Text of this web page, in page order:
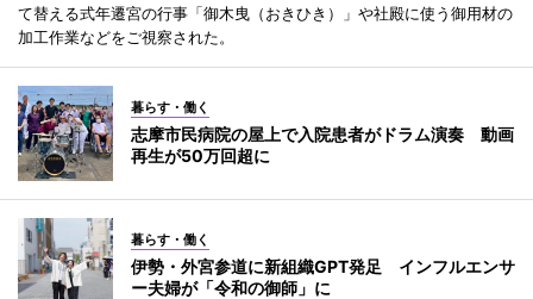
て替える式年遷宮の行事「御木曳（おきひき）」や社殿に使う御用材の
加工作業などをご視察された。
暮らす・働く
志摩市民病院の屋上で入院患者がドラム演奏 動画
再生が50万回超に
暮らす・働く
伊勢・外宮参道に新組織GPT発足 インフルエンサ
ー夫婦が「令和の御師」に